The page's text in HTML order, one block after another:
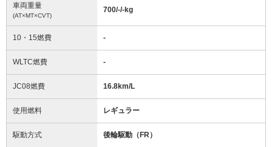
車両重量
(AT×MT×CVT)
700/-/-kg
10・15燃費 -
WLTC燃費 -
JC08燃費 16.8km/L
使用燃料 レギュラー
駆動方式 後輪駆動（FR）